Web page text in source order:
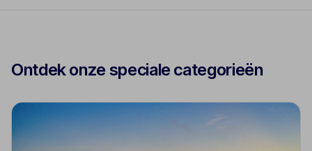
Ontdek onze speciale categorieën